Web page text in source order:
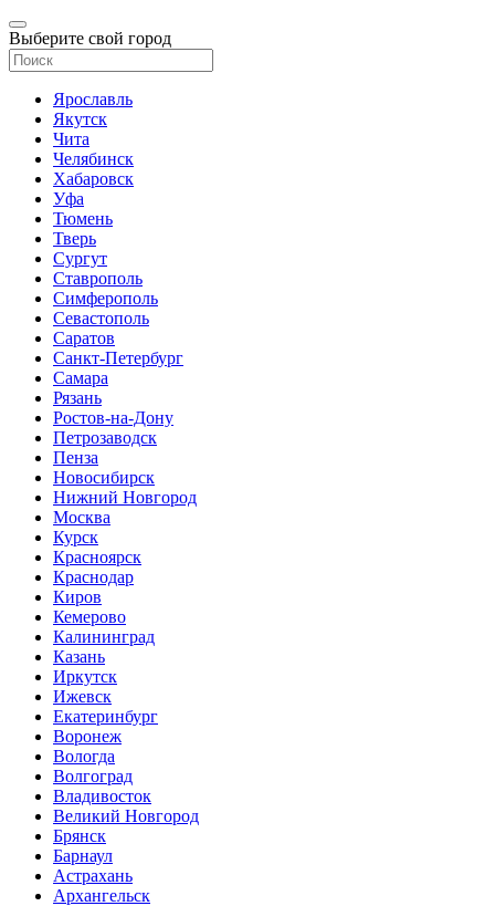
Выберите свой город
Ярославль
Якутск
Чита
Челябинск
Хабаровск
Уфа
Тюмень
Тверь
Сургут
Ставрополь
Симферополь
Севастополь
Саратов
Санкт-Петербург
Самара
Рязань
Ростов-на-Дону
Петрозаводск
Пенза
Новосибирск
Нижний Новгород
Москва
Курск
Красноярск
Краснодар
Киров
Кемерово
Калининград
Казань
Иркутск
Ижевск
Екатеринбург
Воронеж
Вологда
Волгоград
Владивосток
Великий Новгород
Брянск
Барнаул
Астрахань
Архангельск